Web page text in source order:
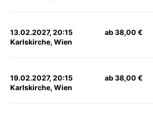
13.02.2027, 20:15
Karlskirche, Wien
ab 38,00 €
19.02.2027, 20:15
Karlskirche, Wien
ab 38,00 €